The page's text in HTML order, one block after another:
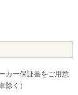
カー保証書をご用意
除く）